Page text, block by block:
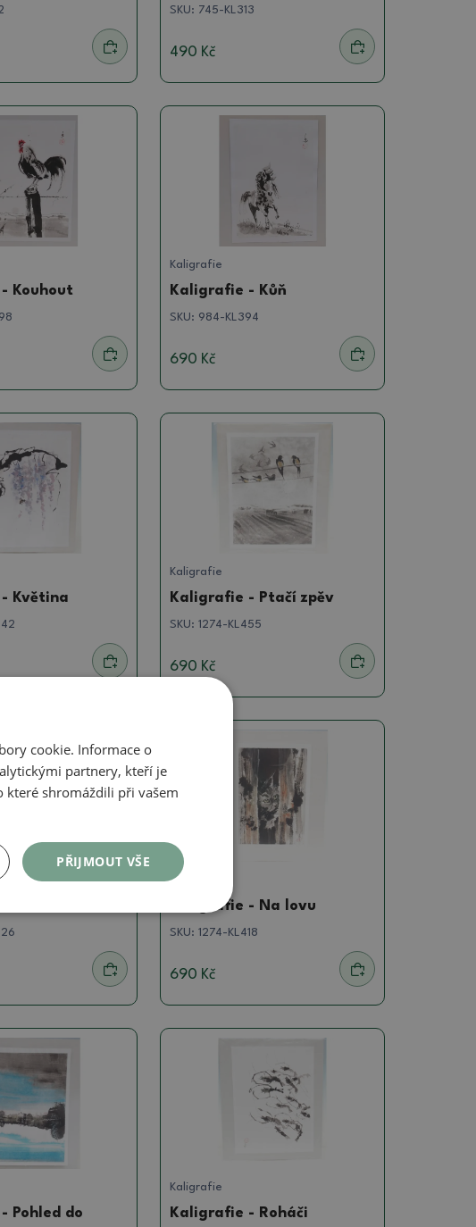
SKU: 745-KL313
490 Kč
Kouhout
Kaligrafie
Kaligrafie - Kůň
SKU: 984-KL394
690 Kč
Květina
Kaligrafie
Kaligrafie - Ptačí zpěv
SKU:1274-KL455
690 Kč
Kaligrafie
Kaligrafie - Na lovu
SKU:1274-KL418
690 Kč
Pohled do
Kaligrafie
Kaligrafie - Roháči
cookie. Informace o
partnery, kteří je
shromáždili při vašem
PŘIJMOUT VŠE